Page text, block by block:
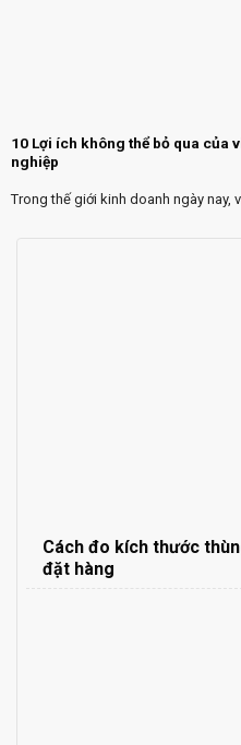
10 Lợi ích không thể bỏ qua của
nghiệp
Trong thế giới kinh doanh ngày nay,
Cách đo kích thước
đặt hàng